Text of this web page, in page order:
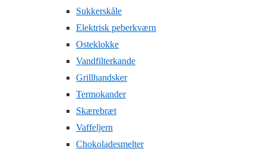
Sukkerskåle
Elektrisk peberkværn
Osteklokke
Vandfilterkande
Grillhandsker
Termokander
Skærebræt
Vaffeljern
Chokoladesmelter